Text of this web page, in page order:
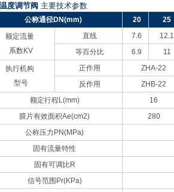
度调节阀 主要技术参数
公称通径DN(mm) 20 25
额定流量
系数KV
直线 7.6 12.1
等百分比
6.9 11
执行机构
型号
正作用 ZHA-22
反作用
ZHB-22
额定行程L(mm)
16
膜片有效面积Ae(cm2)
280
公称压力PN(MPa)
固有流量特性
固有可调比R
信号范围Pr(KPa)